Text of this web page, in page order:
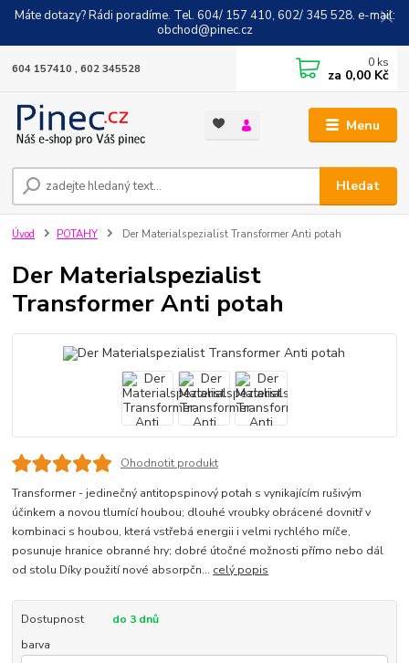
Máte dotazy? Rádi poradíme. Tel. 604/ 157 410, 602/ 345 528. e-mail:
obchod@pinec.cz
Menu
Hledat
604 157410 , 602 345528 0 ks
za 0,00 Kč
Úvod POTAHY Der Materialspezialist Transformer Anti potah
Der Materialspezialist
Transformer Anti potah
Ohodnotit produkt
Transformer - jedinečný antitopspinový potah s vynikajícím rušivým
účinkem a novou tlumící houbou; dlouhé vroubky obrácené dovnitř v
kombinaci s houbou, která vstřebá energii i velmi rychlého míče,
posunuje hranice obranné hry; dobré útočné možnosti přímo nebo dál
od stolu Díky použití nové absorpčn... celý popis
Dostupnost
do 3 dnů
barva